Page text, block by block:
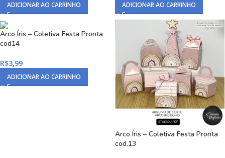
ADICIONAR AO CARRINHO ADICIONAR AO CARRINHO
Arco Íris – Coletiva Festa Pronta
cod14
R$3,99
ADICIONAR AO CARRINHO
Arco Íris – Coletiva Festa Pronta
cod.13